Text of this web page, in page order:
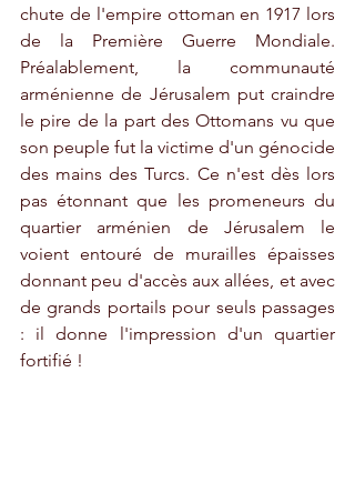
chute de l'empire ottoman en 1917 lors
de la Première Guerre Mondiale.
Préalablement, la communauté
arménienne de Jérusalem put craindre
le pire de la part des Ottomans vu que
son peuple fut la victime d'un génocide
des mains des Turcs. Ce n'est dès lors
pas étonnant que les promeneurs du
quartier arménien de Jérusalem le
voient entouré de murailles épaisses
donnant peu d'accès aux allées, et avec
de grands portails pour seuls passages
: il donne l'impression d'un quartier
fortifié !